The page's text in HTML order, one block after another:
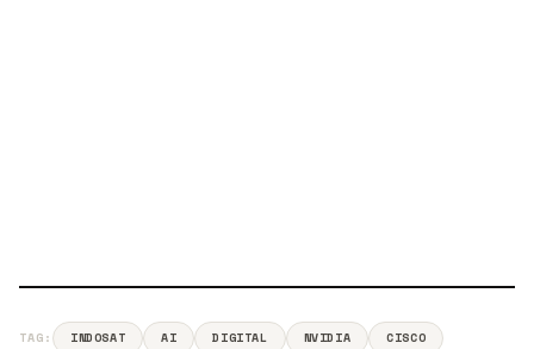
TAG: INDOSAT AI DIGITAL NVIDIA
CISCO